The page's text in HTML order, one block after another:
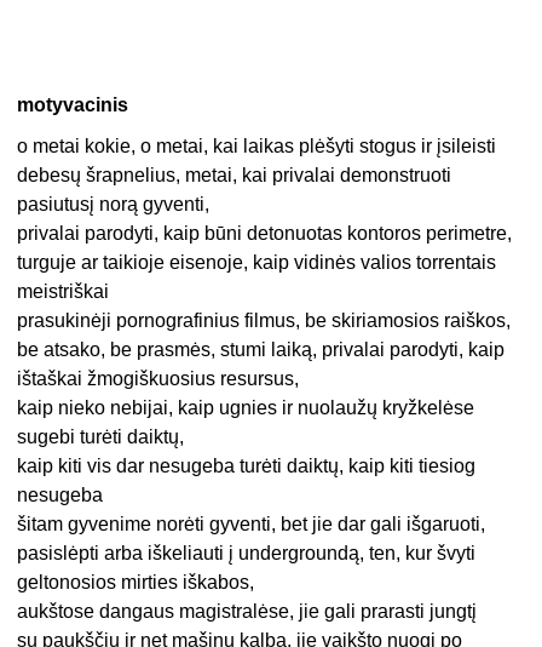
motyvacinis
o metai kokie, o metai, kai laikas plėšyti stogus ir įsileisti
debesų šrapnelius, metai, kai privalai demonstruoti
pasiutusį norą gyventi,
privalai parodyti, kaip būni detonuotas kontoros perimetre,
turguje ar taikioje eisenoje, kaip vidinės valios torrentais
meistriškai
prasukinėji pornografinius filmus, be skiriamosios raiškos,
be atsako, be prasmės, stumi laiką, privalai parodyti, kaip
ištaškai žmogiškuosius resursus,
kaip nieko nebijai, kaip ugnies ir nuolaužų kryžkelėse
sugebi turėti daiktų,
kaip kiti vis dar nesugeba turėti daiktų, kaip kiti tiesiog
nesugeba
šitam gyvenime norėti gyventi, bet jie dar gali išgaruoti,
pasislėpti arba iškeliauti į undergroundą, ten, kur švyti
geltonosios mirties iškabos,
aukštose dangaus magistralėse, jie gali prarasti jungtį
su paukščių ir net mašinų kalba, jie vaikšto nuogi po